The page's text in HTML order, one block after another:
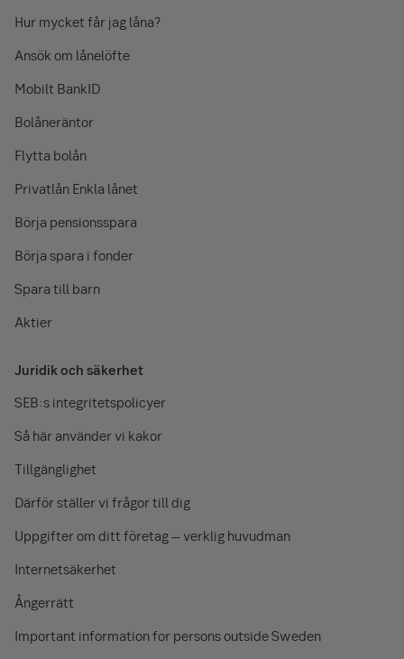
Hur mycket får jag låna?
Ansök om lånelöfte
Mobilt BankID
Bolåneräntor
Flytta bolån
Privatlån Enkla lånet
Börja pensionsspara
Börja spara i fonder
Spara till barn
Aktier
Juridik och säkerhet
SEB:s integritetspolicyer
Så här använder vi kakor
Tillgänglighet
Därför ställer vi frågor till dig
Uppgifter om ditt företag – verklig huvudman
Internetsäkerhet
Ångerrätt
Important information for persons outside Sweden